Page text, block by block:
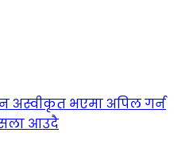
अस्वीकृत भएमा अपिल गर्न
आउदै